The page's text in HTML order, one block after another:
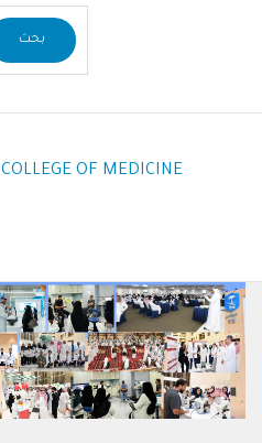
COLLEGE OF MEDICINE